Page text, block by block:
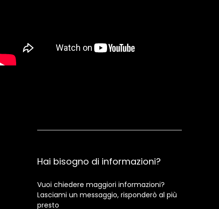
Hai bisogno di informazioni?
Vuoi chiedere maggiori informazioni?
Lasciami un messaggio, risponderò al più
presto